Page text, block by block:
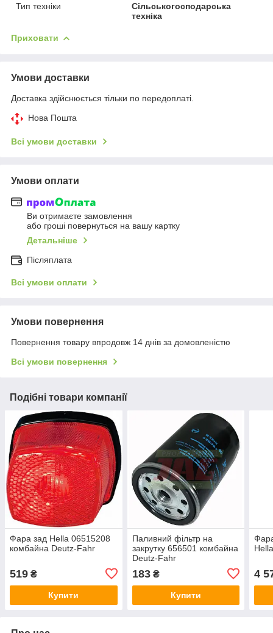
Тип техніки
Сільськогосподарська
техніка
Приховати
Умови доставки
Доставка здійснюється тільки по передоплаті.
Нова Пошта
Всі умови доставки
Умови оплати
Ви отримаєте замовлення
або гроші повернуться на вашу картку
Детальніше
Післяплата
Всі умови оплати
Умови повернення
Повернення товару впродовж 14 днів за домовленістю
Всі умови повернення
Подібні товари компанії
Фара зад Hella 06515208
комбайна Deutz-Fahr
519 ₴
Купити
Паливний фільтр на
закрутку 656501 комбайна
Deutz-Fahr
183₴
Купити
4